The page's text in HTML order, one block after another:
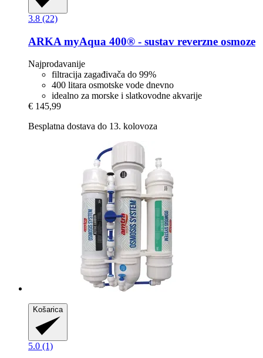
3.8 (22)
ARKA myAqua 400® -​ sustav reverzne osmoze
Najprodavanije
filtracija zagađivača do 99%
400 litara osmotske vode dnevno
idealno za morske i slatkovodne akvarije
€ 145,99
Besplatna dostava do 13. kolovoza
Košarica
5.0 (1)